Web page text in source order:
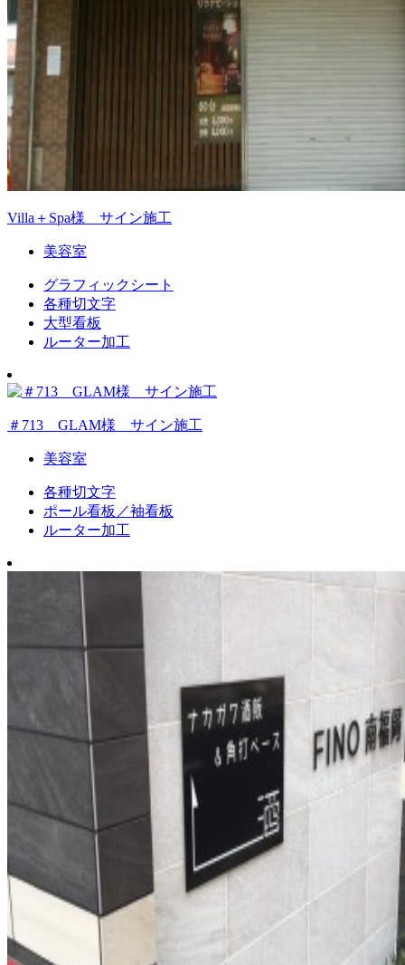
Villa＋Spa様 サイン施工
美容室
グラフィックシート
各種切文字
大型看板
ルーター加工
＃713 GLAM様 サイン施工
美容室
各種切文字
ポール看板／袖看板
ルーター加工